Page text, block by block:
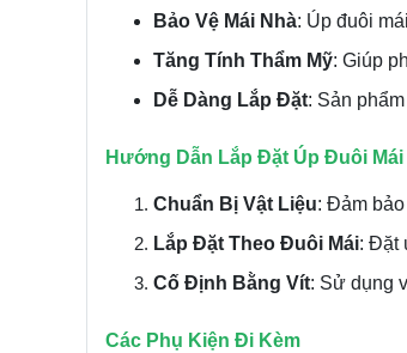
Bảo Vệ Mái Nhà: Úp đuôi
Tăng Tính Thẩm Mỹ: Giúp
Dễ Dàng Lắp Đặt: Sản
Hướng Dẫn Lắp Đặt Úp Đuôi
Chuẩn Bị Vật Liệu: Đảm
Lắp Đặt Theo Đuôi Mái: Đặt
Cố Định Bằng Vít: Sử dụng
Các Phụ Kiện Đi Kèm